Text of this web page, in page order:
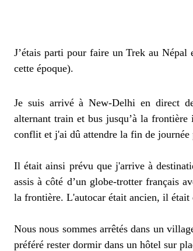
J’étais parti pour faire un Trek au
cette époque).
Je suis arrivé à New-Delhi en direct
alternant train et bus jusqu’à la
conflit et j'ai dû attendre la fin de journée
Il était ainsi prévu que j'arrive à
assis à côté d’un globe-trotter français
la frontière. L'autocar était ancien, il était
Nous nous sommes arrêtés dans un
préféré rester dormir dans un hôtel sur